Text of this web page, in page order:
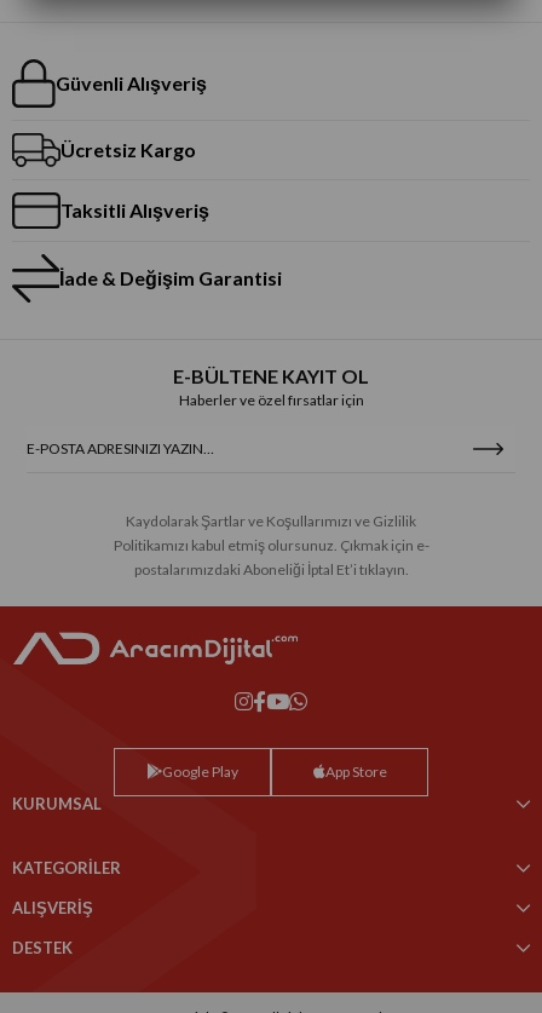
Güvenli Alışveriş
Ücretsiz Kargo
Taksitli Alışveriş
İade & Değişim Garantisi
E-BÜLTENE KAYIT OL
Haberler ve özel fırsatlar için
Kaydolarak Şartlar ve Koşullarımızı ve Gizlilik
Politikamızı kabul etmiş olursunuz. Çıkmak için e-
postalarımızdaki Aboneliği İptal Et’i tıklayın.
Google Play App Store
KURUMSAL
KATEGORİLER
ALIŞVERİŞ
DESTEK